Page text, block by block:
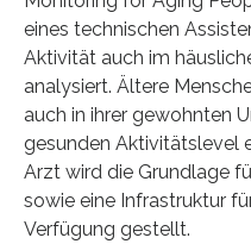
eines technischen
Aktivität auch im
analysiert. Ältere
auch in ihrer gewohnten
gesunden Aktivitätslevel
Arzt wird die Grundlage
sowie eine Infrastruktur
Verfügung gestellt.